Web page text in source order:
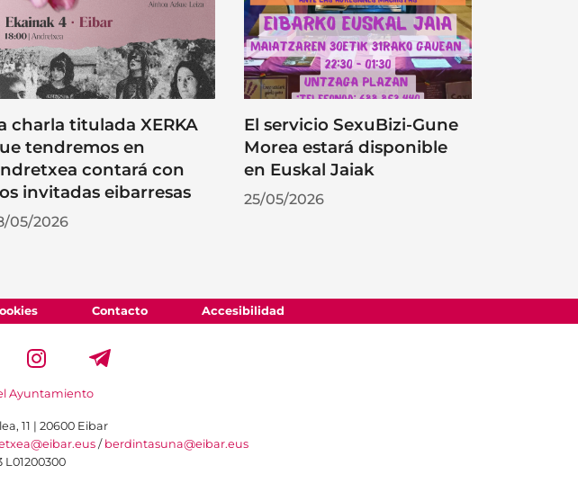
charla titulada XERKA
tendremos en
contará con
invitadas eibarresas
05/2026
El servicio SexuBizi-Gune
Morea estará disponible
en Euskal Jaiak
25/05/2026
Contacto Accesibilidad
Ayuntamiento
11 | 20600 Eibar
/ berdintasuna@eibar.eus
L01200300